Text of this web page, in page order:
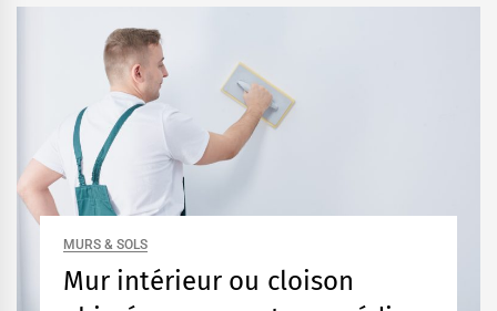
MURS & SOLS
Mur intérieur ou cloison